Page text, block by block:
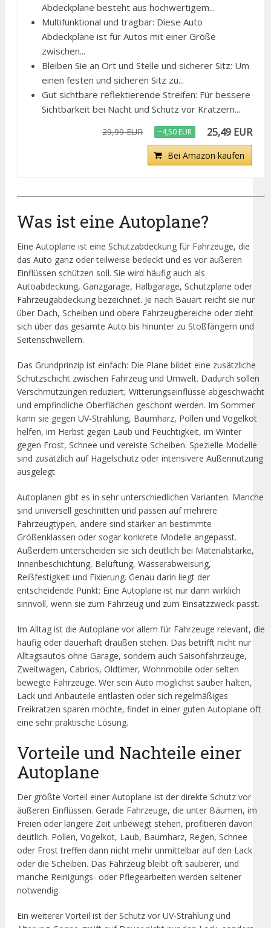
Abdeckplane besteht aus hochwertigem...
Multifunktional und tragbar: Diese Auto
Abdeckplane ist für Autos mit einer Größe
zwischen...
Bleiben Sie an Ort und Stelle und sicherer Sitz: Um
einen festen und sicheren Sitz zu...
Gut sichtbare reflektierende Streifen: Für bessere
Sichtbarkeit bei Nacht und Schutz vor Kratzern...
29,99 EUR −4,50 EUR 25,49 EUR
Bei Amazon kaufen
Was ist eine Autoplane?
Eine Autoplane ist eine Schutzabdeckung für Fahrzeuge, die
das Auto ganz oder teilweise bedeckt und es vor äußeren
Einflüssen schützen soll. Sie wird häufig auch als
Autoabdeckung, Ganzgarage, Halbgarage, Schutzplane oder
Fahrzeugabdeckung bezeichnet. Je nach Bauart reicht sie nur
über Dach, Scheiben und obere Fahrzeugbereiche oder zieht
sich über das gesamte Auto bis hinunter zu Stoßfängern und
Seitenschwellern.
Das Grundprinzip ist einfach: Die Plane bildet eine zusätzliche
Schutzschicht zwischen Fahrzeug und Umwelt. Dadurch sollen
Verschmutzungen reduziert, Witterungseinflüsse abgeschwächt
und empfindliche Oberflächen geschont werden. Im Sommer
kann sie gegen UV-Strahlung, Baumharz, Pollen und Vogelkot
helfen, im Herbst gegen Laub und Feuchtigkeit, im Winter
gegen Frost, Schnee und vereiste Scheiben. Spezielle Modelle
sind zusätzlich auf Hagelschutz oder intensivere Außennutzung
ausgelegt.
Autoplanen gibt es in sehr unterschiedlichen Varianten. Manche
sind universell geschnitten und passen auf mehrere
Fahrzeugtypen, andere sind stärker an bestimmte
Größenklassen oder sogar konkrete Modelle angepasst.
Außerdem unterscheiden sie sich deutlich bei Materialstärke,
Innenbeschichtung, Belüftung, Wasserabweisung,
Reißfestigkeit und Fixierung. Genau darin liegt der
entscheidende Punkt: Eine Autoplane ist nur dann wirklich
sinnvoll, wenn sie zum Fahrzeug und zum Einsatzzweck passt.
Im Alltag ist die Autoplane vor allem für Fahrzeuge relevant, die
häufig oder dauerhaft draußen stehen. Das betrifft nicht nur
Alltagsautos ohne Garage, sondern auch Saisonfahrzeuge,
Zweitwagen, Cabrios, Oldtimer, Wohnmobile oder selten
bewegte Fahrzeuge. Wer sein Auto möglichst sauber halten,
Lack und Anbauteile entlasten oder sich regelmäßiges
Freikratzen sparen möchte, findet in einer guten Autoplane oft
eine sehr praktische Lösung.
Vorteile und Nachteile einer
Autoplane
Der größte Vorteil einer Autoplane ist der direkte Schutz vor
äußeren Einflüssen. Gerade Fahrzeuge, die unter Bäumen, im
Freien oder längere Zeit unbewegt stehen, profitieren davon
deutlich. Pollen, Vogelkot, Laub, Baumharz, Regen, Schnee
oder Frost treffen dann nicht mehr unmittelbar auf den Lack
oder die Scheiben. Das Fahrzeug bleibt oft sauberer, und
manche Reinigungs- oder Pflegearbeiten werden seltener
notwendig.
Ein weiterer Vorteil ist der Schutz vor UV-Strahlung und